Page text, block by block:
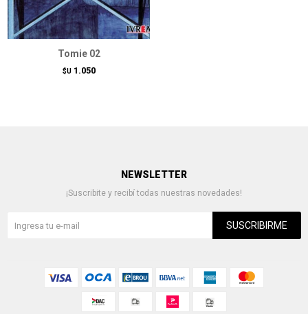
Tomie 02
$U 1.050
NEWSLETTER
¡Suscribite y recibí todas nuestras novedades!
SUSCRIBIRME